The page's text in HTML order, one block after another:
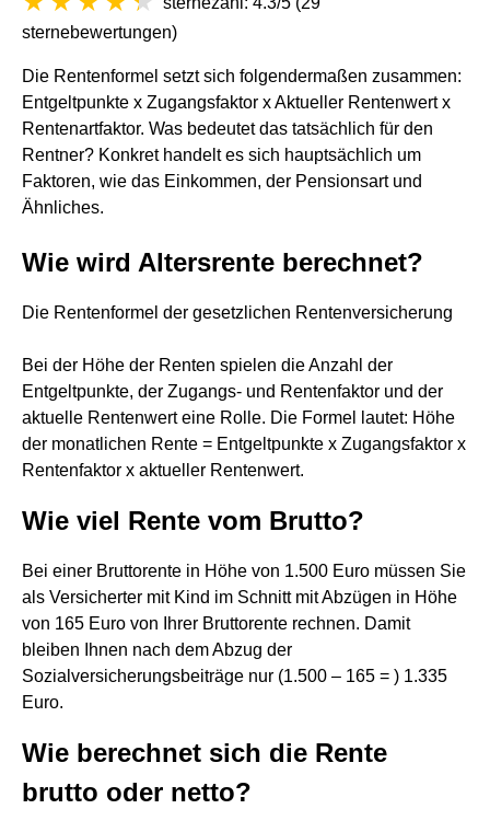
sternebewertungen)
Die Rentenformel setzt sich folgendermaßen zusammen:
Entgeltpunkte x Zugangsfaktor x Aktueller Rentenwert x
Rentenartfaktor. Was bedeutet das tatsächlich für den
Rentner? Konkret handelt es sich hauptsächlich um
Faktoren, wie das Einkommen, der Pensionsart und
Ähnliches.
Wie wird Altersrente berechnet?
Die Rentenformel der gesetzlichen Rentenversicherung
Bei der Höhe der Renten spielen die Anzahl der
Entgeltpunkte, der Zugangs- und Rentenfaktor und der
aktuelle Rentenwert eine Rolle. Die Formel lautet: Höhe
der monatlichen Rente = Entgeltpunkte x Zugangsfaktor x
Rentenfaktor x aktueller Rentenwert.
Wie viel Rente vom Brutto?
Bei einer Bruttorente in Höhe von 1.500 Euro müssen Sie
als Versicherter mit Kind im Schnitt mit Abzügen in Höhe
von 165 Euro von Ihrer Bruttorente rechnen. Damit
bleiben Ihnen nach dem Abzug der
Sozialversicherungsbeiträge nur (1.500 – 165 = ) 1.335
Euro.
Wie berechnet sich die Rente
brutto oder netto?